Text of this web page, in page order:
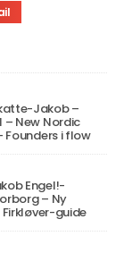
Jakob –
– New Nordic
Founders i flow
Engel!-
– Ny
guide